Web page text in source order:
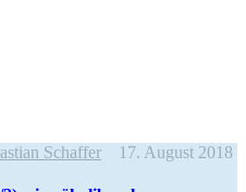
Schaffer 17. August 2018